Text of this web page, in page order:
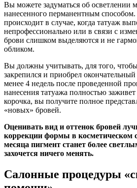
Вы можете задуматься об осветлении
нанесенного перманентным способом.
происходит в случае, когда татуаж
непрофессионально или в связи с
брови слишком выделяются и не
обликом.
Вы должны учитывать, для того,
закрепился и приобрел
менее 4 недель после проведенной
нанесения татуажа полностью
корочка, вы получите полное
«новых» бровей.
Оценивать вид и оттенок бровей
коррекции формы в косметическом
месяца пигмент станет более
захочется ничего менять.
Салонные процедуры